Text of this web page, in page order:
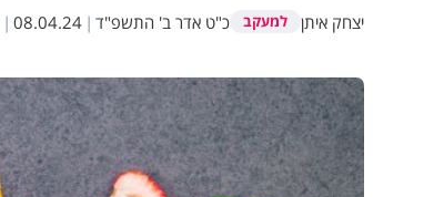
יצחק איתן למעקב כ"ט אדר ב' התשפ"ד |
08.04.24
|